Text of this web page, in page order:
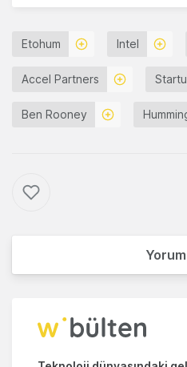
Etohum Intel
Accel Partners
Ben Rooney